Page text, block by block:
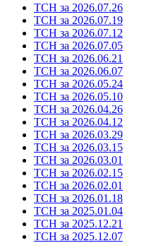
ТСН за 2026.07.26
ТСН за 2026.07.19
ТСН за 2026.07.12
ТСН за 2026.07.05
ТСН за 2026.06.21
ТСН за 2026.06.07
ТСН за 2026.05.24
ТСН за 2026.05.10
ТСН за 2026.04.26
ТСН за 2026.04.12
ТСН за 2026.03.29
ТСН за 2026.03.15
ТСН за 2026.03.01
ТСН за 2026.02.15
ТСН за 2026.02.01
ТСН за 2026.01.18
ТСН за 2025.01.04
ТСН за 2025.12.21
ТСН за 2025.12.07